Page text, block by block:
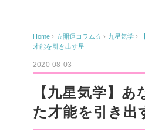
Home › ☆開運コラム☆ › 九星気学 ›
才能を引き出す星
2020-08-03
【九星気学】
た才能を引き出